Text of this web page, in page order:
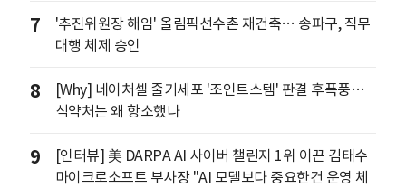
7
'추진위원장 해임' 올림픽선수촌 재건축… 송파구, 직무
대행 체제 승인
8
[Why] 네이처셀 줄기세포 '조인트스템' 판결 후폭풍…
식약처는 왜 항소했나
9
[인터뷰] 美 DARPA AI 사이버 챌린지 1위 이끈 김태수
마이크로소프트 부사장 "AI 모델보다 중요한건 운영 체